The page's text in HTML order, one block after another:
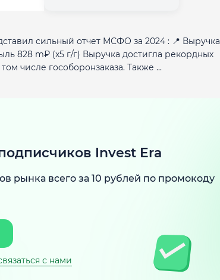
сильный отчет МСФО за 2024 : 📍 Выручка
828 m₽ (x5 г/г) Выручка достигла рекордных
числе гособоронзаказа. Также ...
Invest Era
рынка всего за 10 рублей по промокоду
с нами